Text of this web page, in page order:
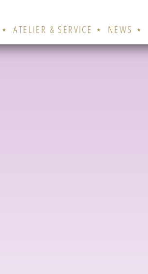
ATELIER & SERVICE NEWS